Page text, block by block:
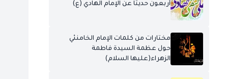
أربعون حديثا عن الإمام الهادي (ع)
مختارات من كلمات الإمام الخامنئي
حول عظمة السيدة فاطمة
الزهراء(عليها السلام)